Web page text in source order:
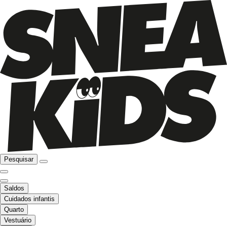
Pesquisar
Saldos
Cuidados infantis
Quarto
Vestuário